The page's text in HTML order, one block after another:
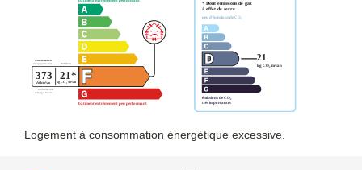
Logement à consommation énergétique excessive.